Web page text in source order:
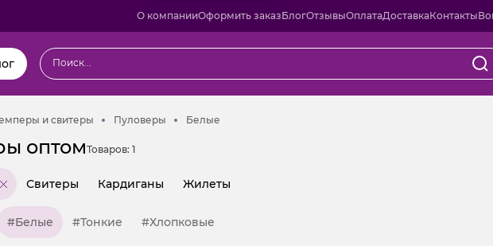
О компанииОформить заказБлогОтзывыОплатаДоставкаКонтакты
и свитеры Водолазки, джемперы и свитеры
Пуловеры Пуловеры
Белые
оптомТоваров: 1
Свитеры Кардиганы Жилеты
#Белые #Тонкие #Хлопковые